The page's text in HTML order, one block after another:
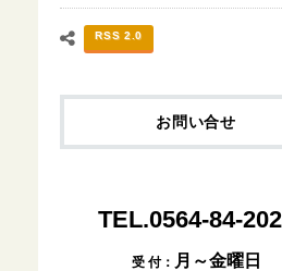
RSS 2.0
お問い合せ
TEL.0564-84-
受 付： 月～金曜日